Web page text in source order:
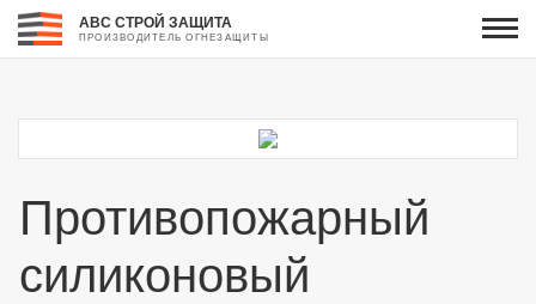
АВС СТРОЙ ЗАЩИТА
ПРОИЗВОДИТЕЛЬ ОГНЕЗАЩИТЫ
Противопожарный
силиконовый